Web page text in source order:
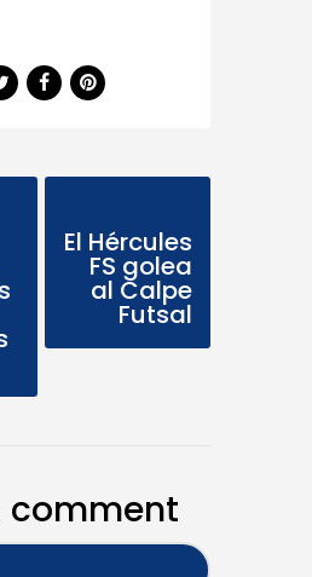
El Hércules
FS golea
al Calpe
Futsal
comment